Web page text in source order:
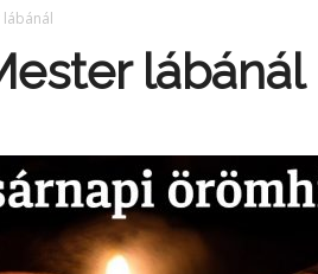
lábánál
lábánál